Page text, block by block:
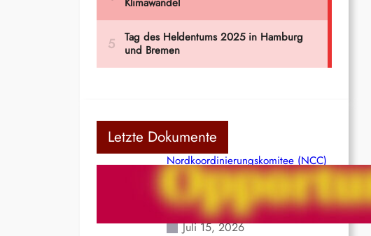
Letzte Dokumente
Nordkoordinierungskomitee (NCC)
der Kommunistischen Partei Indiens
(Maoistisch): Postmoderner
Opportunismus
Juli 15, 2026